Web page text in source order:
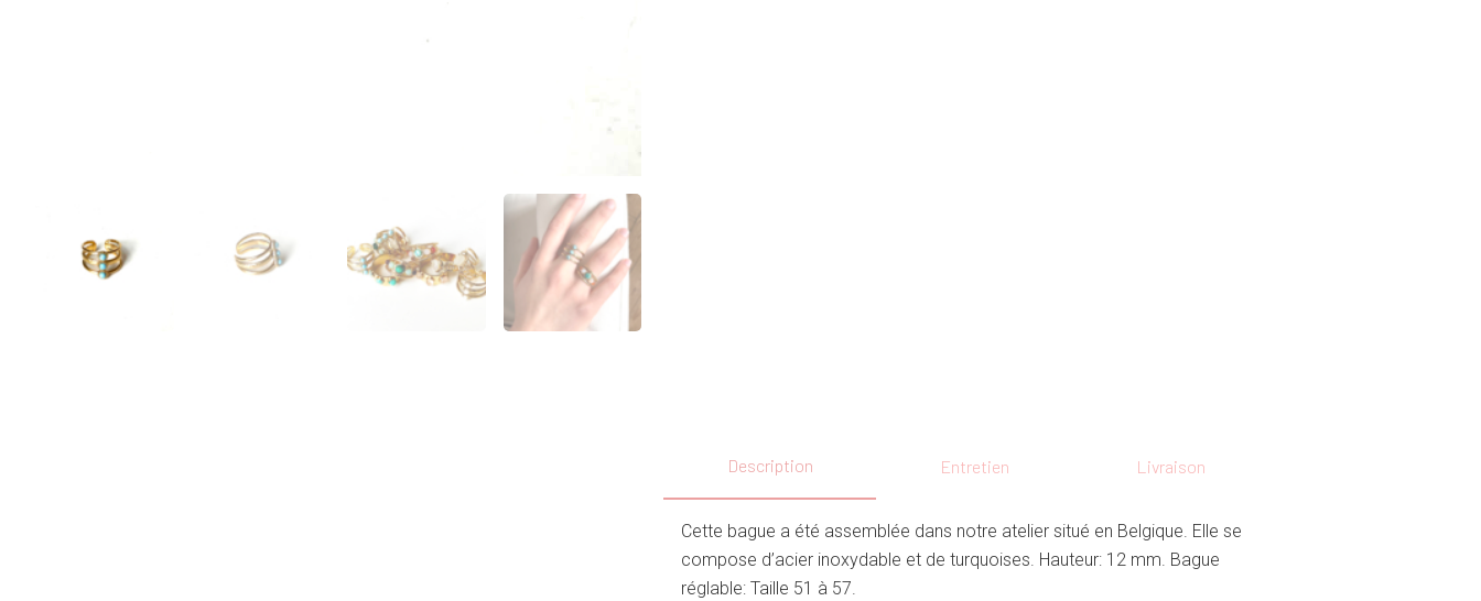
Description Entretien Livraison
Cette bague a été assemblée dans notre atelier situé en Belgique. Elle se
compose d’acier inoxydable et de turquoises. Hauteur: 12 mm. Bague
réglable: Taille 51 à 57.